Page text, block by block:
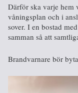
Därför ska varje hem
våningsplan och i
sover. I en bostad
samman så att
Brandvarnare bör